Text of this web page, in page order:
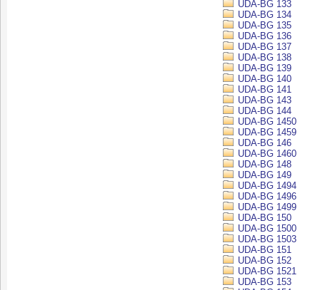
UDA-BG 133
UDA-BG 134
UDA-BG 135
UDA-BG 136
UDA-BG 137
UDA-BG 138
UDA-BG 139
UDA-BG 140
UDA-BG 141
UDA-BG 143
UDA-BG 144
UDA-BG 1450
UDA-BG 1459
UDA-BG 146
UDA-BG 1460
UDA-BG 148
UDA-BG 149
UDA-BG 1494
UDA-BG 1496
UDA-BG 1499
UDA-BG 150
UDA-BG 1500
UDA-BG 1503
UDA-BG 151
UDA-BG 152
UDA-BG 1521
UDA-BG 153